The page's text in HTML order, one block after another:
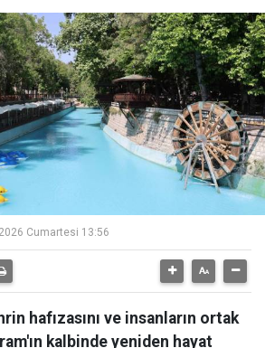
Cumartesi 13:56
hafızasını ve insanların ortak
kalbinde yeniden hayat